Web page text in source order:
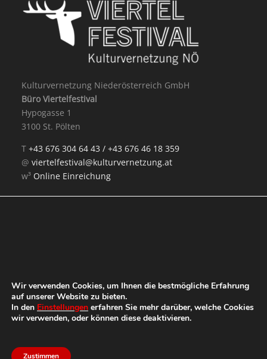
Kulturvernetzung Niederösterreich GmbH
Büro Viertelfestival
Hypogasse 1
3100 St. Pölten
T+43 676 304 64 43 /+43 676 46 18 359
@viertelfestival@kulturvernetzung.at
w³ Online Einreichung
Wir verwenden Cookies, um Ihnen die bestmögliche Erfahrung
auf unserer Website zu bieten.
In den Einstellungen erfahren Sie mehr darüber, welche Cookies
wir verwenden, oder können diese deaktivieren.
Zustimmen